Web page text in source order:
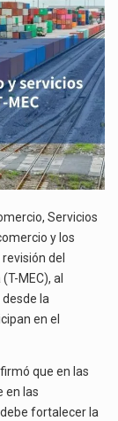
El superávit comercial de México con Estados Unidos alcanzó 102,581 millones de dólares (mdd) en…
El Tribunal Federal de Justicia Administrativa (TFJA), a través de su Segunda Sala Regional en…
Servicios
y los
del
MEC), al
la
en el
que en las
en las
fortalecer la